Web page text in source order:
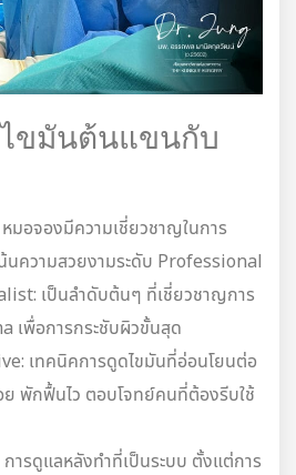
ขมันต้นแขนกับ
มอจองมีความเชี่ยวชาญในการ
นความสวยงามระดับ Professional
เป็นลำดับต้นๆ ที่เชี่ยวชาญการ
เพื่อการกระชับผิวขั้นสุด
เทคนิคการดูดไขมันที่อ่อนโยนต่อ
ย พักฟื้นไว ตอบโจทย์คนที่ต้องรีบใช้
ารดูแลหลังทำที่เป็นระบบ ตั้งแต่การ